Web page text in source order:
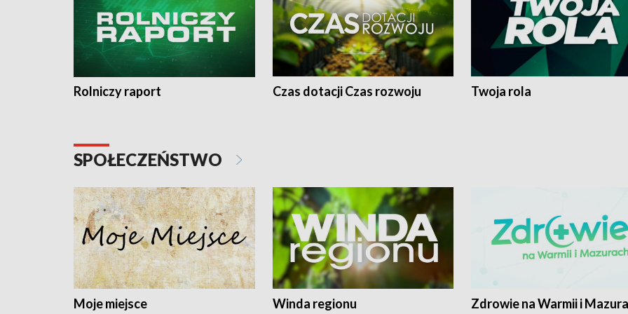
Rolniczy raport Czas dotacji Czas rozwoju Twoja rola
SPOŁECZEŃSTWO
Moje miejsce Winda regionu Zdrowie na Warmii i